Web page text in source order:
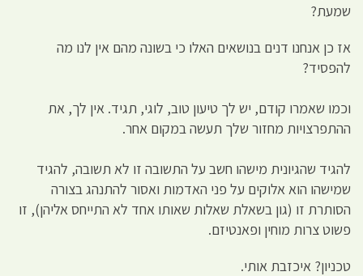
שמעת?
אז כן אנחנו דנים בנושאים האלו כי בשונה מהם אין לנו מה
להפסיד?
וכמו שאמרו קודם, יש לך טיעון טוב, לוגי, תגיד. אין לך, את
ההתפרצויות מחזור שלך תעשה במקום אחר.
להגיד שהגיונית מישהו חשב על התשובה זו לא תשובה, להגיד
שמישהו הוא אלוקים על פני האדמות ואסור להתנהג בצורה
הסותרת זו (גון בשאלת שאלות שאותו אחד לא התייחס אליהן), זו
פשוט צרות מוחין ופאנטיזם.
טכניון? איכזבת אותי.